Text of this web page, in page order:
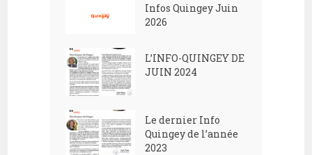
Infos Quingey Juin
2026
L’INFO-QUINGEY DE
JUIN 2024
Le dernier Info
Quingey de l’année
2023